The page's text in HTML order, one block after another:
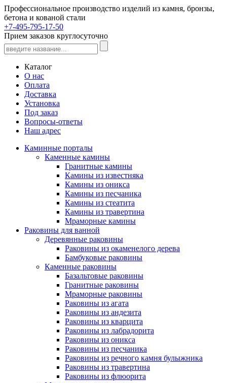
Профессиональное производство изделий из камня, бронзы,
бетона и кованой стали
+7-495-795-17-50
Прием заказов круглосуточно
Каталог
О нас
Оплата
Доставка
Установка
Под заказ
Вопросы-ответы
Наш адрес
Каминные порталы
Каменные камины
Гранитные камины
Камины из известняка
Камины из оникса
Камины из песчаника
Камины из стеатита
Камины из травертина
Мраморные камины
Раковины для ванной
Деревянные раковины
Раковины из окаменелого дерева
Бамбуковые раковины
Каменные раковины
Базальтовые раковины
Гранитные раковины
Мраморные раковины
Раковины из агата
Раковины из андезита
Раковины из кварцита
Раковины из лабрадорита
Раковины из оникса
Раковины из песчаника
Раковины из речного камня булыжника
Раковины из травертина
Раковины из флюорита